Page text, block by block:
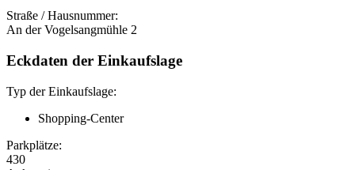
Straße / Hausnummer:
An der Vogelsangmühle 2
Eckdaten der Einkaufslage
Typ der Einkaufslage:
Shopping-Center
Parkplätze:
430